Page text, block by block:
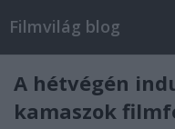
Filmvilág blog
A hétvégén
kamaszok